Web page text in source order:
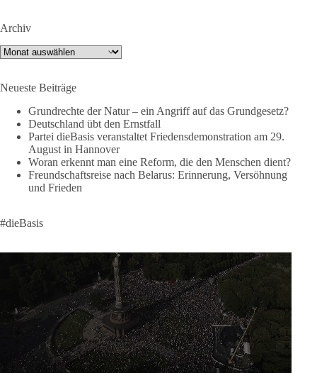
si=2b_C6GgNY9EB-rXw
❤️ Wir freuen uns über deine Unterstützung:
https://diebasis.de/spenden/
#dieBasis #frieden #russandistnichtunserFeind #friedenspartei
377 168
Wusstest du, dass ein guter Antrag nicht besser oder schlechter
wird, nur weil er von einer bestimmten Partei kommt?
Sachsen-Anhalt braucht Lösungen für Schule, Pflege,
Wirtschaft, Infrastruktur und die Kommunen. Diese Probleme
werden nicht kleiner, wenn im Landtag zuerst auf Parteifarbe
und erst danach auf den Inhalt geschaut wird.
Archiv
Archiv
Neueste Beiträge
Grundrechte der Natur – ein Angriff auf das Grundgesetz?
Deutschland übt den Ernstfall
Partei dieBasis veranstaltet Friedensdemonstration am 29.
August in Hannover
Woran erkennt man eine Reform, die den Menschen dient?
Freundschaftsreise nach Belarus: Erinnerung, Versöhnung
und Frieden
#dieBasis